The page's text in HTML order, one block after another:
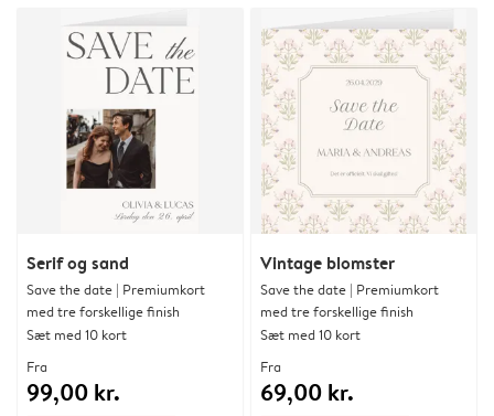
Serif og sand
Save the date | Premiumkort
med tre forskellige finish
Sæt med 10 kort
Fra
99,00 kr.
Vintage blomster
Save the date | Premiumkort
med tre forskellige finish
Sæt med 10 kort
Fra
69,00 kr.